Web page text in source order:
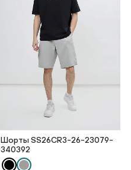
Шорты SS26CR3-26-23079-
340392